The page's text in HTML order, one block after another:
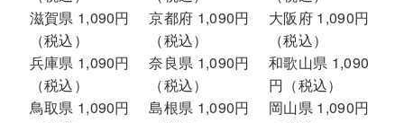
滋賀県 1,090円
（税込）
京都府 1,090円
（税込）
大阪府 1,090円
（税込）
兵庫県 1,090円
（税込）
奈良県 1,090円
（税込）
和歌山県 1,090
円（税込）
鳥取県 1,090円
島根県 1,090円
岡山県 1,090円